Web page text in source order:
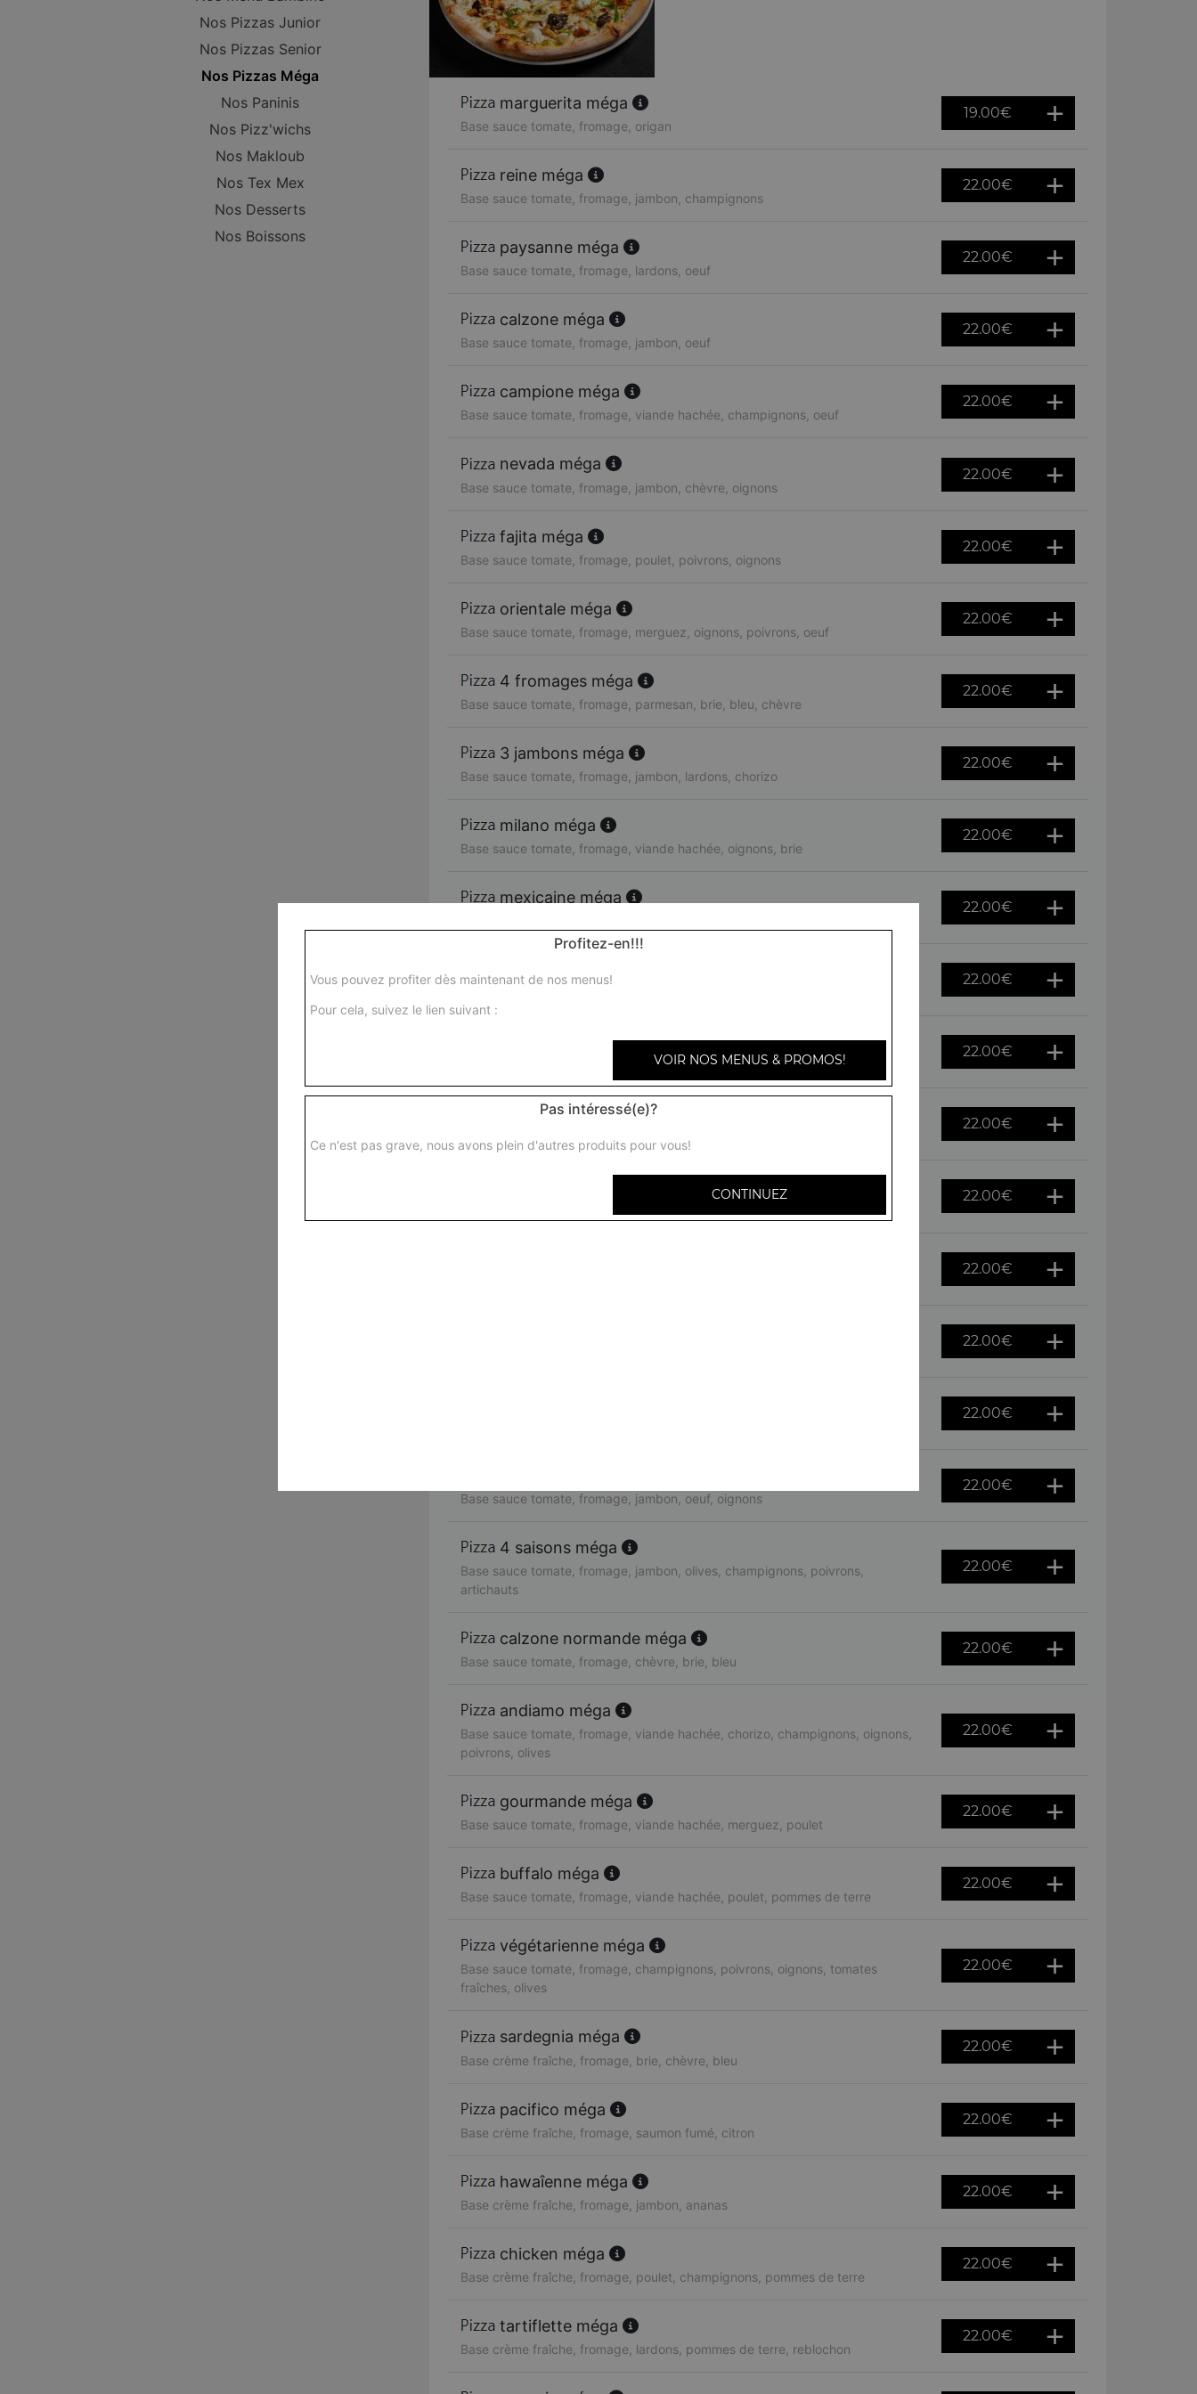
Nos Pizzas Junior
Nos Pizzas Senior
Nos Pizzas Méga
Nos Paninis
Nos Pizz'wichs
Nos Makloub
Nos Tex Mex
Nos Desserts
Nos Boissons
marguerita méga
Base sauce tomate, fromage, origan
19.00€
reine méga
Base sauce tomate, fromage, jambon, champignons
22.00€
paysanne méga
Base sauce tomate, fromage, lardons, oeuf
22.00€
calzone méga
Base sauce tomate, fromage, jambon, oeuf
22.00€
campione méga
Base sauce tomate, fromage, viande hachée, champignons, oeuf
22.00€
nevada méga
Base sauce tomate, fromage, jambon, chèvre, oignons
22.00€
fajita méga
Base sauce tomate, fromage, poulet, poivrons, oignons
22.00€
orientale méga
Base sauce tomate, fromage, merguez, oignons, poivrons, oeuf
22.00€
4 fromages méga
Base sauce tomate, fromage, parmesan, brie, bleu, chèvre
22.00€
3 jambons méga
Base sauce tomate, fromage, jambon, lardons, chorizo
22.00€
milano méga
Base sauce tomate, fromage, viande hachée, oignons, brie
22.00€
mexicaine méga
22.00€
22.00€
Base sauce tomate, fromage, chorizo, viande hachée, oeuf
22.00€
bari méga
Base sauce tomate, fromage, chèvre, brie, tomates fraîches, raclette
22.00€
22.00€
22.00€
22.00€
22.00€
Base sauce tomate, fromage, jambon, oeuf, oignons
22.00€
4 saisons méga
Base sauce tomate, fromage, jambon, olives, champignons, poivrons,
artichauts
22.00€
calzone normande méga
Base sauce tomate, fromage, chèvre, brie, bleu
22.00€
andiamo méga
Base sauce tomate, fromage, viande hachée, chorizo, champignons, oignons,
poivrons, olives
22.00€
gourmande méga
Base sauce tomate, fromage, viande hachée, merguez, poulet
22.00€
buffalo méga
Base sauce tomate, fromage, viande hachée, poulet, pommes de terre
22.00€
végétarienne méga
Base sauce tomate, fromage, champignons, poivrons, oignons, tomates
fraîches, olives
22.00€
sardegnia méga
Base crème fraîche, fromage, brie, chèvre, bleu
22.00€
pacifico méga
Base crème fraîche, fromage, saumon fumé, citron
22.00€
hawaîenne méga
Base crème fraîche, fromage, jambon, ananas
22.00€
chicken méga
Base crème fraîche, fromage, poulet, champignons, pommes de terre
22.00€
tartiflette méga
Base crème fraîche, fromage, lardons, pommes de terre, reblochon
22.00€
Profitez-en!!!
Vous pouvez profiter dès maintenant de nos menus!
Pour cela, suivez le lien suivant :
VOIR NOS MENUS & PROMOS!
Pas intéressé(e)?
Ce n'est pas grave, nous avons plein d'autres produits pour vous!
CONTINUEZ